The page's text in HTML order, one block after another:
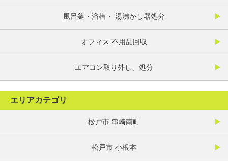
風呂釜・浴槽・ 湯沸かし器処分
オフィス 不用品回収
エアコン取り外し、処分
エリアカテゴリ
松戸市 串崎南町
松戸市 小根本